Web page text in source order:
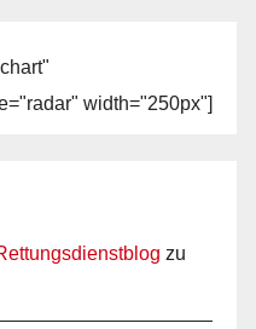
width="250px"]
zu